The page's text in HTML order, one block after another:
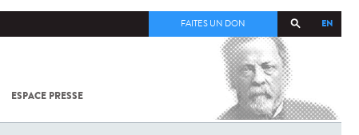
EN
FAITES UN DON
ESPACE PRESSE
COV-2 /